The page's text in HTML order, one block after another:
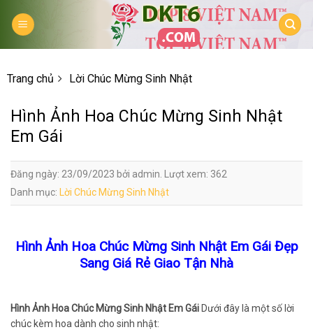
Trang chủ Lời Chúc Mừng Sinh Nhật
Hình Ảnh Hoa Chúc Mừng Sinh Nhật
Em Gái
Đăng ngày: 23/09/2023 bởi admin. Lượt xem: 362
Danh mục: Lời Chúc Mừng Sinh Nhật
Hình Ảnh Hoa Chúc Mừng Sinh Nhật Em Gái Đẹp
Sang Giá Rẻ Giao Tận Nhà
Hình Ảnh Hoa Chúc Mừng Sinh Nhật Em Gái Dưới đây là một số lời
chúc kèm hoa dành cho sinh nhật: